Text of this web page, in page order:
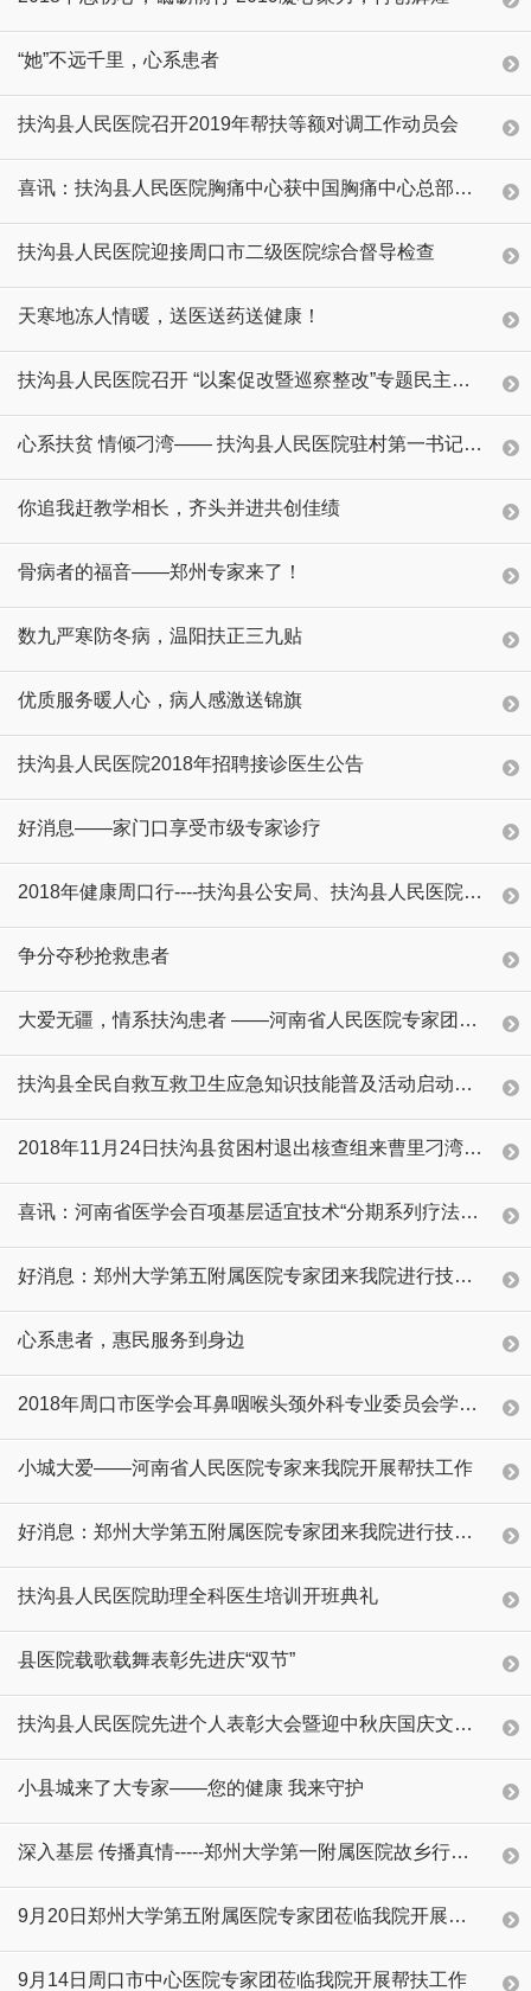
“她”不远千里，心系患者
扶沟县人民医院召开2019年帮扶等额对调工作动员会
喜讯：扶沟县人民医院胸痛中心获中国胸痛中心总部认证授牌
扶沟县人民医院迎接周口市二级医院综合督导检查
天寒地冻人情暖，送医送药送健康！
扶沟县人民医院召开 “以案促改暨巡察整改”专题民主生活会
心系扶贫 情倾刁湾—— 扶沟县人民医院驻村第一书记王月凤先进事迹
你追我赶教学相长，齐头并进共创佳绩
骨病者的福音——郑州专家来了！
数九严寒防冬病，温阳扶正三九贴
优质服务暖人心，病人感激送锦旗
扶沟县人民医院2018年招聘接诊医生公告
好消息——家门口享受市级专家诊疗
2018年健康周口行----扶沟县公安局、扶沟县人民医院健康扶贫、健康促进知识讲座丁庄社区行
争分夺秒抢救患者
大爱无疆，情系扶沟患者 ——河南省人民医院专家团走进扶沟县人民医院
扶沟县全民自救互救卫生应急知识技能普及活动启动仪式顺利召开
2018年11月24日扶沟县贫困村退出核查组来曹里刁湾检查工作
喜讯：河南省医学会百项基层适宜技术“分期系列疗法规范化诊治股骨头坏死”推广活动——走进扶沟县人民医院
好消息：郑州大学第五附属医院专家团来我院进行技术交流
心系患者，惠民服务到身边
2018年周口市医学会耳鼻咽喉头颈外科专业委员会学术年会暨河南省继续教育项目《慢性鼻窦炎的鼻内窥镜手术治疗培训班》会议圆
小城大爱——河南省人民医院专家来我院开展帮扶工作
好消息：郑州大学第五附属医院专家团来我院进行技术交流
扶沟县人民医院助理全科医生培训开班典礼
县医院载歌载舞表彰先进庆“双节”
扶沟县人民医院先进个人表彰大会暨迎中秋庆国庆文艺汇演
小县城来了大专家——您的健康 我来守护
深入基层 传播真情-----郑州大学第一附属医院故乡行来我院义诊活动！
9月20日郑州大学第五附属医院专家团莅临我院开展帮扶工作
9月14日周口市中心医院专家团莅临我院开展帮扶工作